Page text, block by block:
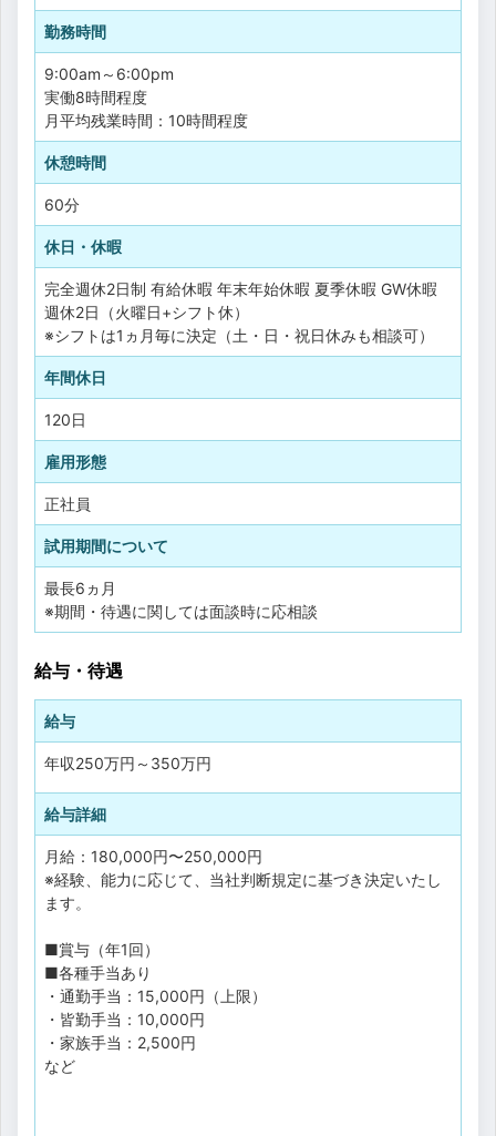
勤務時間
9:00am～6:00pm
実働8時間程度
月平均残業時間：10時間程度
休憩時間
60分
休日・休暇
完全週休2日制 有給休暇 年末年始休暇 夏季休暇 GW休暇
週休2日（火曜日+シフト休）
※シフトは1ヵ月毎に決定（土・日・祝日休みも相談可）
年間休日
120日
雇用形態
正社員
試用期間について
最長6ヵ月
※期間・待遇に関しては面談時に応相談
給与・待遇
給与
年収250万円 ～ 350万円
給与詳細
月給：180,000円〜250,000円
※経験、能力に応じて、当社判断規定に基づき決定いたし
ます。
■賞与（年1回）
■各種手当あり
・通勤手当：15,000円（上限）
・皆勤手当：10,000円
・家族手当：2,500円
など